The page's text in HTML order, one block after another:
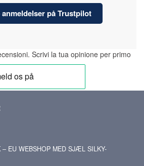
på Trustpilot
Scrivi la tua opinione per primo
– EU WEBSHOP MED SJÆL SILKY-